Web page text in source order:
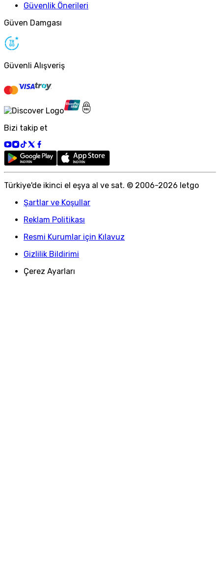
Güvenlik Önerileri
Güven Damgası
Güvenli Alışveriş
Bizi takip et
Türkiye'de ikinci el eşya al ve sat. © 2006-2026 letgo
Şartlar ve Koşullar
Reklam Politikası
Resmi Kurumlar için Kılavuz
Gizlilik Bildirimi
Çerez Ayarları